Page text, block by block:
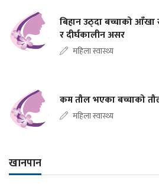
बिहान उठ्दा बच्चाको
र दीर्घकालीन असर
महिला स्वास्थ्य
कम तौल भएका बच्चाको
महिला स्वास्थ्य
खानपान